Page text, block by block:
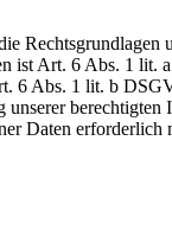
Rechtsgrundlagen
ist Art. 6 Abs. 1 lit.
6 Abs. 1 lit. b
Daten